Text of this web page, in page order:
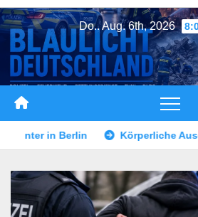
Zum
Inhalt
springen
Do.. Aug. 6th, 2026
in der Landshuter